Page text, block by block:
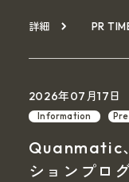
詳細 PR
2026年07月17日
Information
Quanmatic
ションプロ